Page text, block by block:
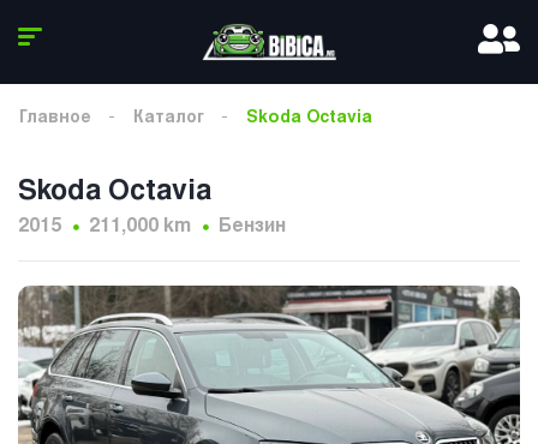
Главное Каталог Skoda Octavia
Skoda Octavia
2015 211,000 km Бензин